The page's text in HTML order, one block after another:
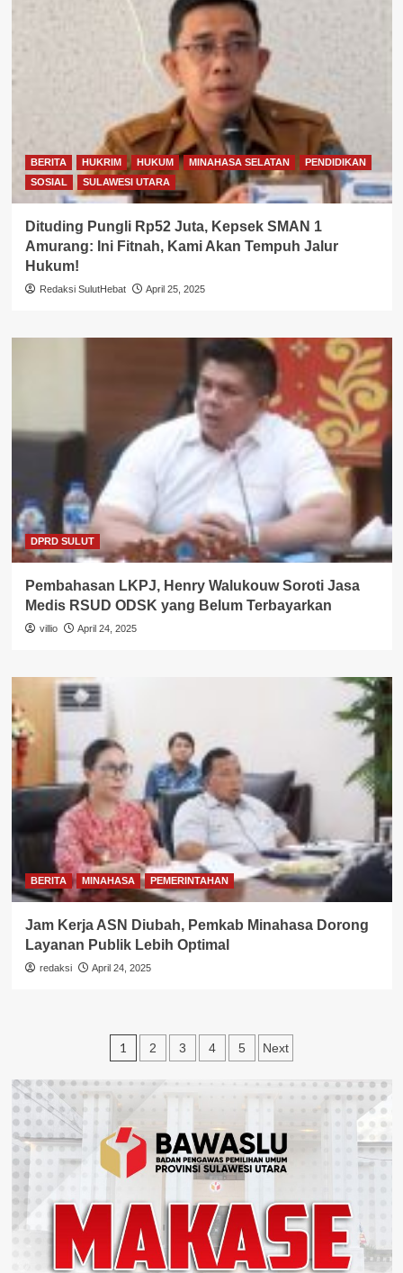
BERITA HUKRIM HUKUM MINAHASA SELATAN
PENDIDIKAN
SOSIAL
SULAWESI UTARA
Dituding Pungli Rp52 Juta, Kepsek SMAN 1
Amurang: Ini Fitnah, Kami Akan Tempuh Jalur
Hukum!
Redaksi SulutHebat April 25, 2025
DPRD SULUT
Pembahasan LKPJ, Henry Walukouw Soroti Jasa
Medis RSUD ODSK yang Belum Terbayarkan
villio April 24, 2025
BERITA MINAHASA PEMERINTAHAN
Jam Kerja ASN Diubah, Pemkab Minahasa Dorong
Layanan Publik Lebih Optimal
redaksi April 24, 2025
Paginasi
pos
1 2 3 4 5 Next